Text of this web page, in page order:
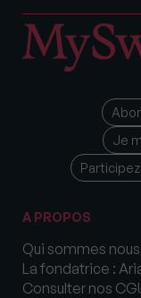
Je
A PROPOS
Qui sommes nous
La fondatrice :
Consulter nos